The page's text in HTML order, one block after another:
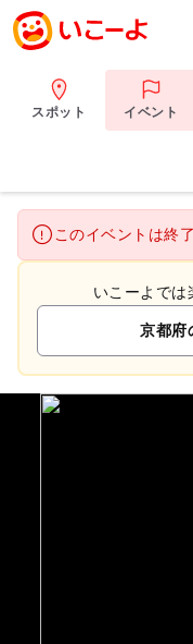
スポット イベント
このイベントは終
いこーよでは
京都府